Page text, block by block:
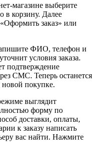
магазине выберите
в корзину. Далее
заказ» или
ФИО, телефон и
условия заказа.
подтверждение
СМС. Теперь останется
новой покупке.
выглядит
форму по
доставки, оплаты,
к заказу написать
вас найти. Нажмите